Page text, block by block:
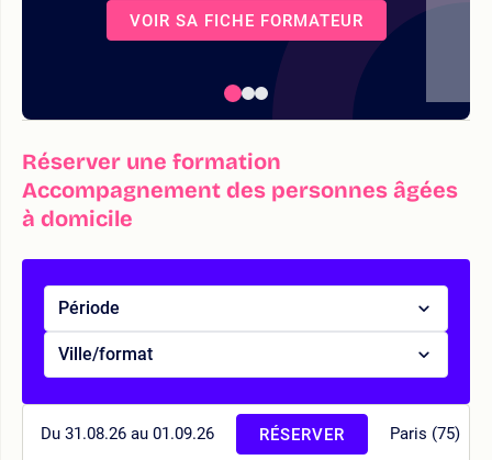
VOIR SA FICHE FORMATEUR
Réserver une formation
Accompagnement des personnes âgées
à domicile
Période
Ville/format
Du 31.08.26 au 01.09.26 Paris (75)
RÉSERVER